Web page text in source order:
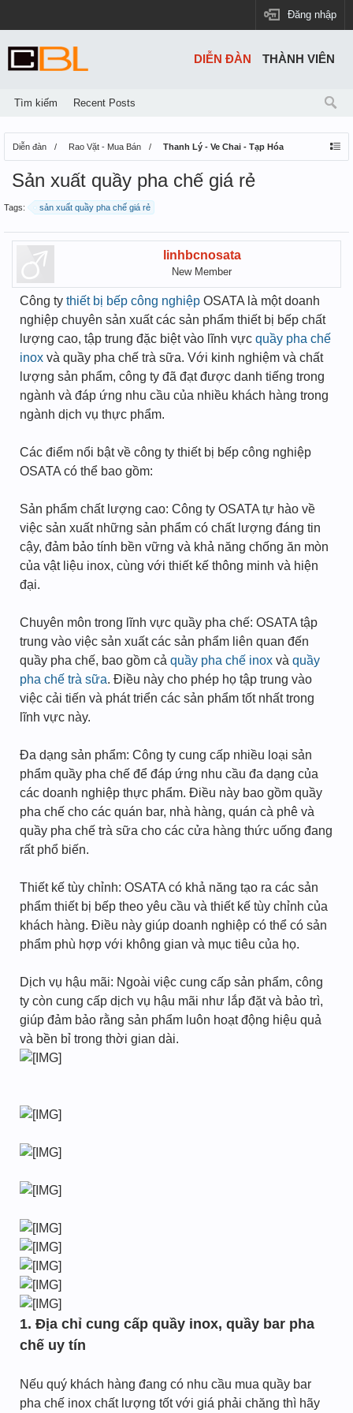
Đăng nhập
Diễn đàn Rao Vặt - Mua Bán Thanh Lý - Ve Chai - Tạp Hóa
Sản xuất quầy pha chế giá rẻ
Tags: sản xuất quầy pha chế giá rẻ
linhbcnosata
New Member
Công ty thiết bị bếp công nghiệp OSATA là một doanh
nghiệp chuyên sản xuất các sản phẩm thiết bị bếp chất
lượng cao, tập trung đặc biệt vào lĩnh vực quầy pha chế
inox và quầy pha chế trà sữa. Với kinh nghiệm và chất
lượng sản phẩm, công ty đã đạt được danh tiếng trong
ngành và đáp ứng nhu cầu của nhiều khách hàng trong
ngành dịch vụ thực phẩm.
Các điểm nổi bật về công ty thiết bị bếp công nghiệp
OSATA có thể bao gồm:
Sản phẩm chất lượng cao: Công ty OSATA tự hào về
việc sản xuất những sản phẩm có chất lượng đáng tin
cậy, đảm bảo tính bền vững và khả năng chống ăn mòn
của vật liệu inox, cùng với thiết kế thông minh và hiện
đại.
Chuyên môn trong lĩnh vực quầy pha chế: OSATA tập
trung vào việc sản xuất các sản phẩm liên quan đến
quầy pha chế, bao gồm cả quầy pha chế inox và quầy
pha chế trà sữa. Điều này cho phép họ tập trung vào
việc cải tiến và phát triển các sản phẩm tốt nhất trong
lĩnh vực này.
Đa dạng sản phẩm: Công ty cung cấp nhiều loại sản
phẩm quầy pha chế để đáp ứng nhu cầu đa dạng của
các doanh nghiệp thực phẩm. Điều này bao gồm quầy
pha chế cho các quán bar, nhà hàng, quán cà phê và
quầy pha chế trà sữa cho các cửa hàng thức uống đang
rất phổ biến.
Thiết kế tùy chỉnh: OSATA có khả năng tạo ra các sản
phẩm thiết bị bếp theo yêu cầu và thiết kế tùy chỉnh của
khách hàng. Điều này giúp doanh nghiệp có thể có sản
phẩm phù hợp với không gian và mục tiêu của họ.
Dịch vụ hậu mãi: Ngoài việc cung cấp sản phẩm, công
ty còn cung cấp dịch vụ hậu mãi như lắp đặt và bảo trì,
giúp đảm bảo rằng sản phẩm luôn hoạt động hiệu quả
và bền bỉ trong thời gian dài.
1. Địa chỉ cung cấp quầy inox, quầy bar pha
chế uy tín
Nếu quý khách hàng đang có nhu cầu mua quầy bar
pha chế inox chất lượng tốt với giá phải chăng thì hãy
DIỄN ĐÀN
Tìm kiếm Recent Posts
THÀNH VIÊN